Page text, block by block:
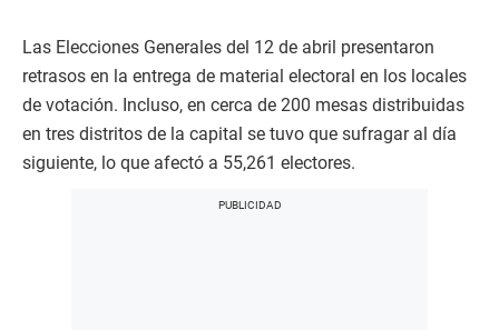
Las Elecciones Generales del 12 de abril presentaron
retrasos en la entrega de material electoral en los locales
de votación. Incluso, en cerca de 200 mesas distribuidas
en tres distritos de la capital se tuvo que sufragar al día
siguiente, lo que afectó a 55,261 electores.